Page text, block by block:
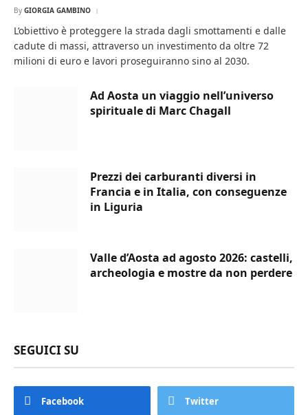
By GIORGIA GAMBINO
L’obiettivo è proteggere la strada dagli smottamenti e dalle
cadute di massi, attraverso un investimento da oltre 72
milioni di euro e lavori proseguiranno sino al 2030.
Ad Aosta un viaggio nell’universo
spirituale di Marc Chagall
Prezzi dei carburanti diversi in
Francia e in Italia, con conseguenze
in Liguria
Valle d’Aosta ad agosto 2026: castelli,
archeologia e mostre da non perdere
SEGUICI SU
Facebook Twitter